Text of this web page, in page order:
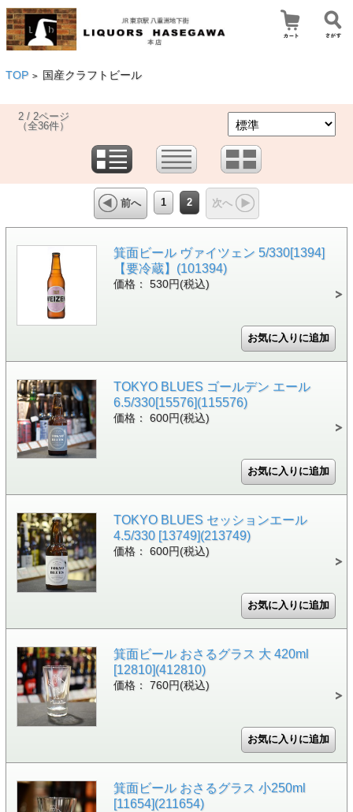
TOP > 国産クラフトビール
2 / 2ページ
（全36件）
前へ 1 2 次へ
箕面ビール ヴァイツェン 5/330[1394]
【要冷蔵】(101394)
価格： 530円(税込)
TOKYO BLUES ゴールデン エール
6.5/330[15576](115576)
価格： 600円(税込)
TOKYO BLUES セッションエール
4.5/330 [13749](213749)
価格： 600円(税込)
箕面ビール おさるグラス 大 420ml
[12810](412810)
価格： 760円(税込)
箕面ビール おさるグラス 小250ml
[11654](211654)